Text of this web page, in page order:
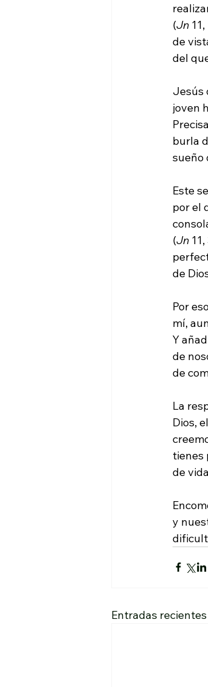
(Jn
de
del
Jesús
joven
burla
sueño
Este
por el
(Jn
de
Por
mí,
Y
de
de
La
Dios,
tienes
de
y
Entradas recientes